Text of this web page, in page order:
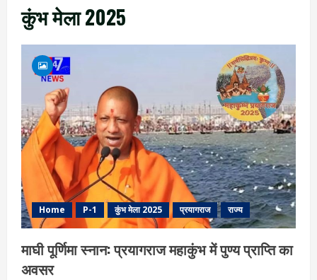
कुंभ मेला 2025
Home P-1 कुंभ मेला 2025 प्रयागराज राज्य
माघी पूर्णिमा स्नान: प्रयागराज महाकुंभ में पुण्य प्राप्ति का
अवसर